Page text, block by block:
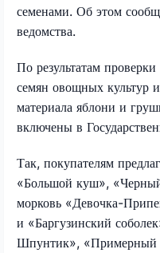
семенами. Об этом
ведомства.
По результатам
семян овощных культур
материала яблони и
включены в
Так, покупателям
«Большой куш»,
морковь «Девочка-
и «Баргузинский
Шпунтик», «Примерный